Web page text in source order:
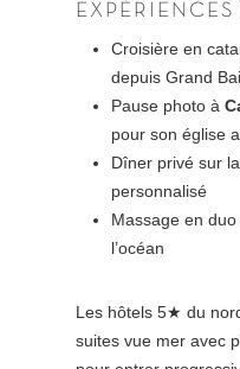
Croisière en
depuis Grand
Pause photo à
pour son église
Dîner privé sur
personnalisé
Massage en
l’océan
Les hôtels 5★ du
suites vue mer avec